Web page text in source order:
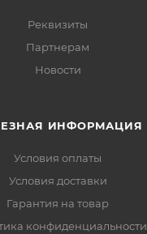
Реквизиты
Партнерам
Новости
ИНФОРМАЦИЯ
Условия оплаты
Условия доставки
Гарантия на товар
конфиденциальности